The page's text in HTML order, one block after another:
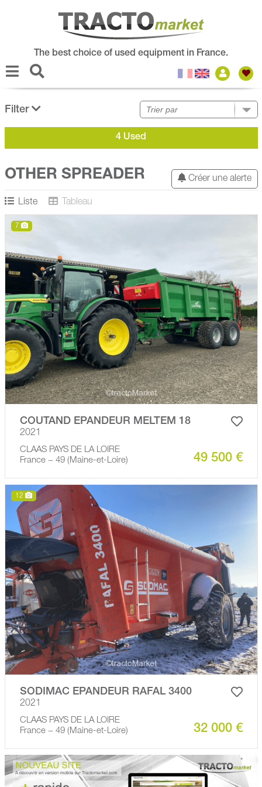
The best choice of used equipment in France.
Filter
4 Used
Créer une alerte
OTHER SPREADER
Liste Tableau
7
COUTAND EPANDEUR MELTEM 18
2021
CLAAS PAYS DE LA LOIRE
France − 49 (Maine-et-Loire)
49 500 €
12
SODIMAC EPANDEUR RAFAL 3400
2021
CLAAS PAYS DE LA LOIRE
France − 49 (Maine-et-Loire)
32 000 €